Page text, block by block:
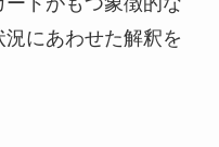
にあわせた解釈を